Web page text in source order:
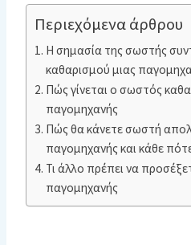
Περιεχόμενα άρθρου
Η σημασία της σωστής
καθαρισμού μιας
Πώς γίνεται ο σωστός
παγομηχανής
Πώς θα κάνετε σωστή
παγομηχανής και κάθε
Τι άλλο πρέπει να
παγομηχανής